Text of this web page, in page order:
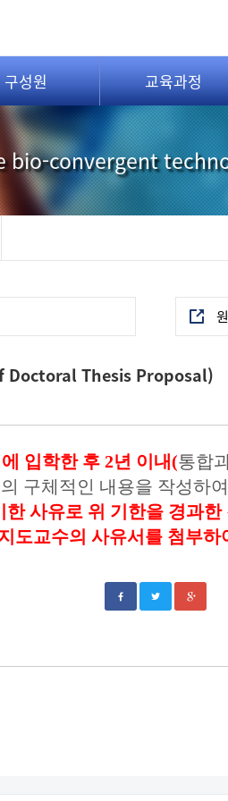
구성원 교육과정
bio-convergent
Doctoral Thesis Proposal)
입학한 후 2년 이내(통합
의 구체적인 내용을 작성하
한 사유로 위 기한을 경과한
도교수의 사유서를 첨부하